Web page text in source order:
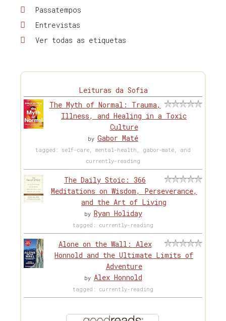
Passatempos
Entrevistas
Ver todas as etiquetas
Leituras da Sofia
The Myth of Normal: Trauma,
Illness, and Healing in a Toxic
Culture
by Gabor Maté
tagged: self-care, mental-health, gabor-maté, and
currently-reading
The Daily Stoic: 366
Meditations on Wisdom, Perseverance,
and the Art of Living
by Ryan Holiday
tagged: currently-reading
Alone on the Wall: Alex
Honnold and the Ultimate Limits of
Adventure
by Alex Honnold
tagged: currently-reading